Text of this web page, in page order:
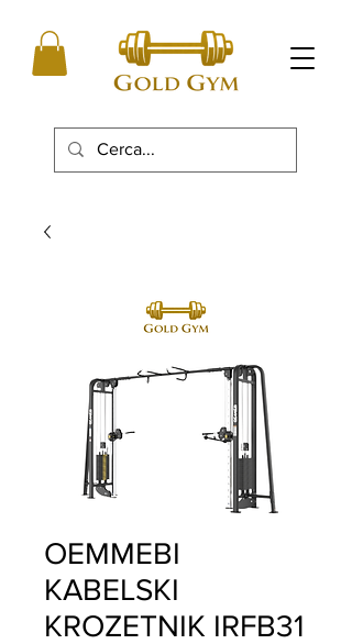
OEMMEBI
KABELSKI
KROZETNIK IRFB31